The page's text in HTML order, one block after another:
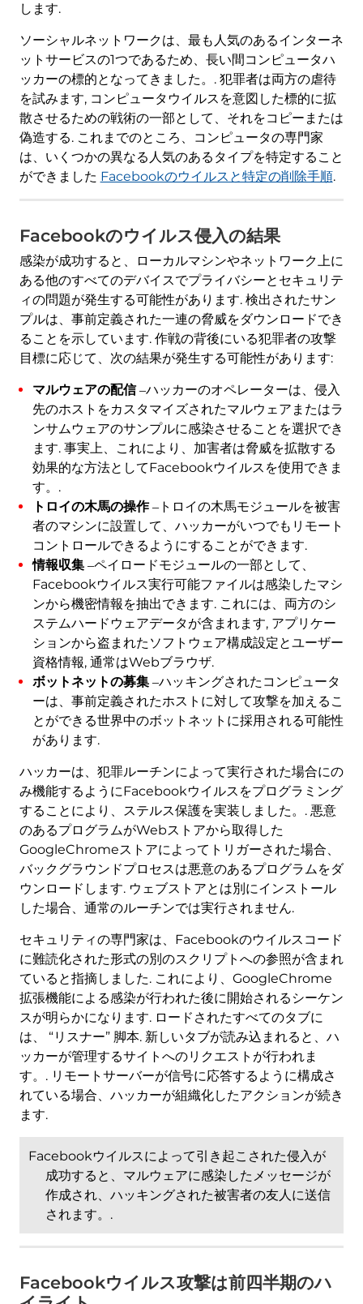
します.
ソーシャルネットワークは、最も人気のあるインターネ
ットサービスの1つであるため、長い間コンピュータハ
ッカーの標的となってきました。. 犯罪者は両方の虐待
を試みます, コンピュータウイルスを意図した標的に拡
散させるための戦術の一部として、それをコピーまたは
偽造する. これまでのところ、コンピュータの専門家
は、いくつかの異なる人気のあるタイプを特定すること
ができました Facebookのウイルスと特定の削除手順.
Facebookのウイルス侵入の結果
感染が成功すると、ローカルマシンやネットワーク上に
ある他のすべてのデバイスでプライバシーとセキュリテ
ィの問題が発生する可能性があります. 検出されたサン
プルは、事前定義された一連の脅威をダウンロードでき
ることを示しています. 作戦の背後にいる犯罪者の攻撃
目標に応じて、次の結果が発生する可能性があります:
マルウェアの配信‒ハッカーのオペレーターは、侵入
先のホストをカスタマイズされたマルウェアまたはラ
ンサムウェアのサンプルに感染させることを選択でき
ます. 事実上、これにより、加害者は脅威を拡散する
効果的な方法としてFacebookウイルスを使用できま
す。.
トロイの木馬の操作‒トロイの木馬モジュールを被害
者のマシンに設置して、ハッカーがいつでもリモート
コントロールできるようにすることができます.
情報収集‒ペイロードモジュールの一部として、
Facebookウイルス実行可能ファイルは感染したマシ
ンから機密情報を抽出できます. これには、両方のシ
ステムハードウェアデータが含まれます, アプリケー
ションから盗まれたソフトウェア構成設定とユーザー
資格情報, 通常はWebブラウザ.
ボットネットの募集‒ハッキングされたコンピュータ
ーは、事前定義されたホストに対して攻撃を加えるこ
とができる世界中のボットネットに採用される可能性
があります.
ハッカーは、犯罪ルーチンによって実行された場合にの
み機能するようにFacebookウイルスをプログラミング
することにより、ステルス保護を実装しました。. 悪意
のあるプログラムがWebストアから取得した
GoogleChromeストアによってトリガーされた場合、
バックグラウンドプロセスは悪意のあるプログラムをダ
ウンロードします. ウェブストアとは別にインストール
した場合、通常のルーチンでは実行されません.
セキュリティの専門家は、Facebookのウイルスコード
に難読化された形式の別のスクリプトへの参照が含まれ
ていると指摘しました. これにより、GoogleChrome
拡張機能による感染が行われた後に開始されるシーケン
スが明らかになります. ロードされたすべてのタブに
は、 “リスナー” 脚本. 新しいタブが読み込まれると、ハ
ッカーが管理するサイトへのリクエストが行われま
す。. リモートサーバーが信号に応答するように構成さ
れている場合、ハッカーが組織化したアクションが続き
ます.
Facebookウイルスによって引き起こされた侵入が
成功すると、マルウェアに感染したメッセージが
作成され、ハッキングされた被害者の友人に送信
されます。.
Facebookウイルス攻撃は前四半期のハ